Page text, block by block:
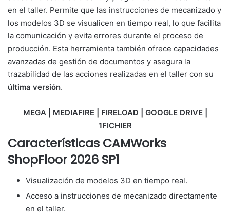
en el taller. Permite que las instrucciones de mecanizado y
los modelos 3D se visualicen en tiempo real, lo que facilita
la comunicación y evita errores durante el proceso de
producción. Esta herramienta también ofrece capacidades
avanzadas de gestión de documentos y asegura la
trazabilidad de las acciones realizadas en el taller con su
última versión.
MEGA | MEDIAFIRE | FIRELOAD | GOOGLE DRIVE |
1FICHIER
Características CAMWorks
ShopFloor 2026 SP1
Visualización de modelos 3D en tiempo real.
Acceso a instrucciones de mecanizado directamente
en el taller.